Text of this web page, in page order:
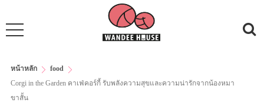
หน้าหลัก
food
Corgi in the Garden คาเฟ่คอร์กี้ รับพลังความสุขและความน่ารักจากน้องหมา
ขาสั้น